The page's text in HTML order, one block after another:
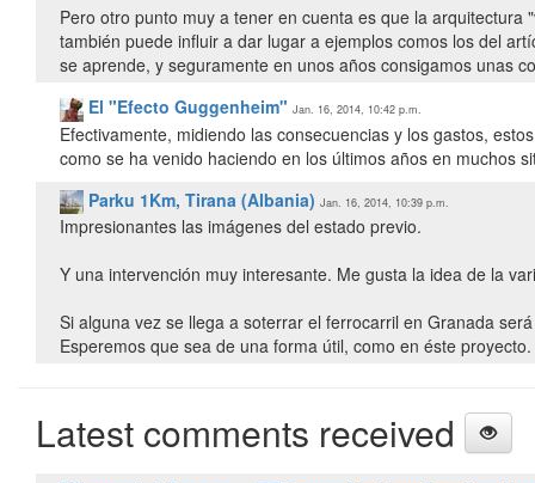
Pero otro punto muy a tener en cuenta es que la
también puede influir a dar lugar a ejemplos comos los del
se aprende, y seguramente en unos años consigamos unas
El "Efecto Guggenheim" Jan. 16, 2014, 10:42 p.m.
Efectivamente, midiendo las consecuencias y los gastos,
como se ha venido haciendo en los últimos años en muchos
Parku 1Km, Tirana (Albania) Jan. 16, 2014, 10:39 p.m.
Impresionantes las imágenes del estado previo.
Y una intervención muy interesante. Me gusta la idea de la
Si alguna vez se llega a soterrar el ferrocarril en Granada
Esperemos que sea de una forma útil, como en éste proyecto.
Latest comments received